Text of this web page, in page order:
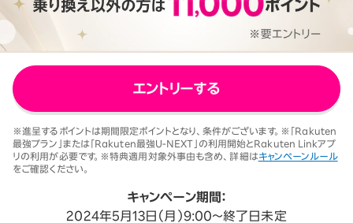
エントリーする
※進呈するポイントは期間限定ポイントとなり、条件がございます。※「Rakuten
最強プラン」または「Rakuten最強U-NEXT」の利用開始とRakuten Linkアプ
リの利用が必要です。※特典適用対象外事由も含め、詳細はキャンペーンルール
をご確認ください。
キャンペーン期間：
2024年5月13日（月）9:00～終了日未定
※1 同一名義で累計5回線以上ご契約の場合、2025年11月19日より1回
線につき3,500円（税込3,850円、開通翌々月に確定）。「累計」とは、楽
天モバイルがサービスを本格開始した2020年4月8日以降に契約され
たすべての回線（解約済みの回線も含む）の合計数を指します。